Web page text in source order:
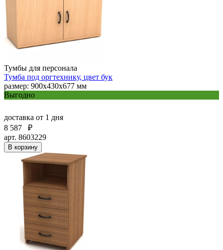
Тумбы для персонала
Тумба под оргтехнику, цвет бук
размер: 900х430х677 мм
Выгодно
доставка от 1 дня
8 587
₽
арт. 8603229
В корзину